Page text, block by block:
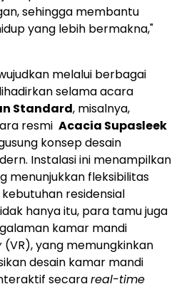
sehingga membantu
yang lebih bermakna,"
melalui berbagai
selama acara
Standard, misalnya,
resmi Acacia Supasleek
konsep desain
Instalasi ini menampilkan
menunjukkan fleksibilitas
residensial
hanya itu, para tamu juga
kamar mandi
(VR), yang memungkinkan
desain kamar mandi
secarareal-time